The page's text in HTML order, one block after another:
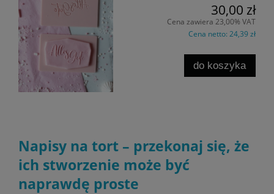
30,00 zł
Cena zawiera 23,00% VAT
Cena netto: 24,39 zł
do koszyka
Napisy na tort – przekonaj się, że
ich stworzenie może być
naprawdę proste